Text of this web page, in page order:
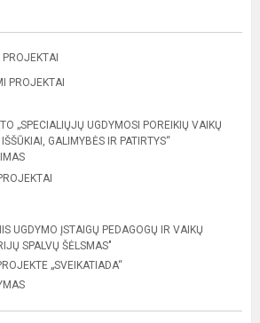
PROJEKTAI
„SPECIALIŲJŲ UGDYMOSI POREIKIŲ VAIKŲ
GALIMYBĖS IR PATIRTYS“
UGDYMO ĮSTAIGŲ PEDAGOGŲ IR VAIKŲ
SPALVŲ ŠĖLSMAS"
„SVEIKATIADA“